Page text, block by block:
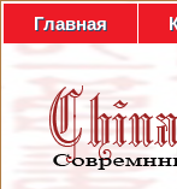
Главная